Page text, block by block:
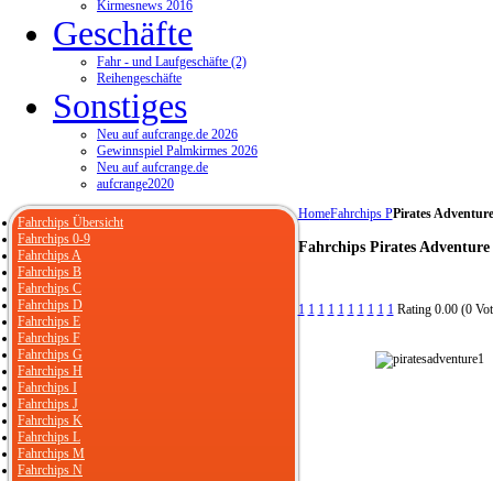
Kirmesnews 2016
Geschäfte
Fahr - und Laufgeschäfte (2)
Reihengeschäfte
Sonstiges
Neu auf aufcrange.de 2026
Gewinnspiel Palmkirmes 2026
Neu auf aufcrange.de
aufcrange2020
HomeFahrchips PPirates
Fahrchips Pirates Adventure
1 1 1 1 1 1 1 1 1 1 Rating 0.00 (0
Fahrchips Übersicht
Fahrchips 0-9
Fahrchips A
Fahrchips B
Fahrchips C
Fahrchips D
Fahrchips E
Fahrchips F
Fahrchips G
Fahrchips H
Fahrchips I
Fahrchips J
Fahrchips K
Fahrchips L
Fahrchips M
Fahrchips N